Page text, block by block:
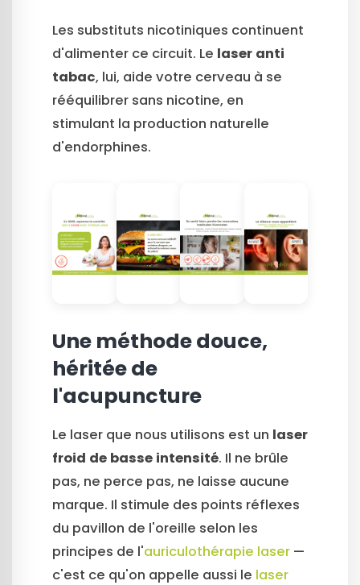
Les substituts nicotiniques continuent
d'alimenter ce circuit. Le laser anti
tabac, lui, aide votre cerveau à se
rééquilibrer sans nicotine, en
stimulant la production naturelle
d'endorphines.
Une méthode douce,
héritée de
l'acupuncture
Le laser que nous utilisons est un laser
froid de basse intensité. Il ne brûle
pas, ne perce pas, ne laisse aucune
marque. Il stimule des points réflexes
du pavillon de l'oreille selon les
principes de l'auriculothérapie laser —
c'est ce qu'on appelle aussi le laser